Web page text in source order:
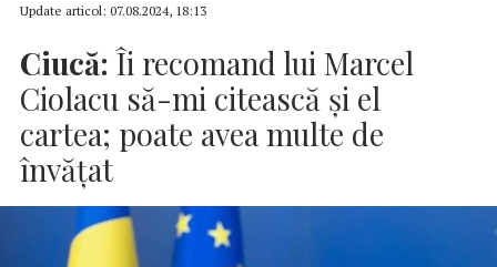
Update articol: 07.08.2024, 18:13
Ciucă: Îi recomand lui Marcel
Ciolacu să-mi citească şi el
cartea; poate avea multe de
învăţat